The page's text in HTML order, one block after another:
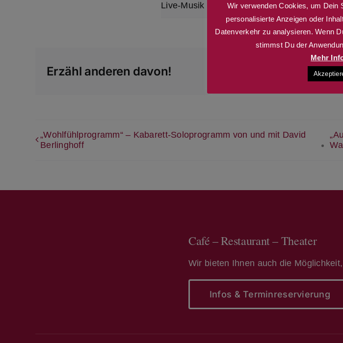
Live-Musik
Erzähl anderen davon!
„Wohlfühlprogramm“ – Kabarett-Soloprogramm von und mit David
Berlinghoff
Café – Restaurant – Theater
Wir bieten Ihnen auch die
Infos & Terminreservierung
Wir verwenden Cookies, um Dein
personalisierte Anzeigen oder
Datenverkehr zu analysieren. Wenn
stimmst Du der
Mehr